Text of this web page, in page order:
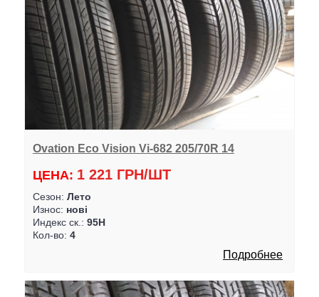
Ovation Eco Vision Vi-682 205/70R 14
ЦЕНА: 1 221 ГРН/ШТ
Сезон: Лето
Износ: нові
Индекс ск.: 95H
Кол-во: 4
Подробнее